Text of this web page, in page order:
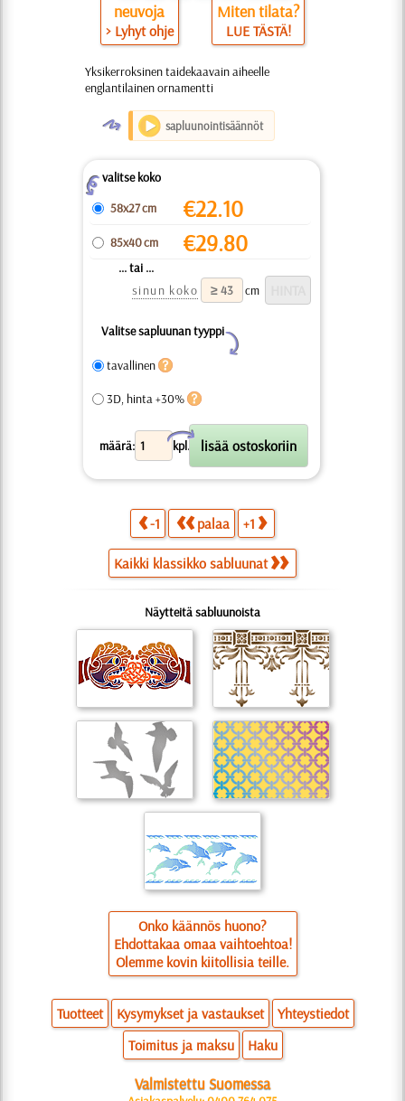
neuvoja
> Lyhyt ohje
Miten tilata?
LUE TÄSTÄ!
Yksikerroksinen taidekaavain aiheelle
englantilainen ornamentti
O sapluunointisäännöt
Zvalitse koko
58x27 cm
€22.10
85x40 cm €29.80
... tai ...
sinun koko
cm
Valitse sapluunan tyyppi
Y
tavallinen
3D, hinta +30%
määrä: kpl.
X
-1 palaa +1
Kaikki klassikko sabluunat
Näytteitä sabluunoista
Onko käännös huono?
Ehdottakaa omaa vaihtoehtoa!
Olemme kovin kiitollisia teille.
Tuotteet Kysymykset ja vastaukset
Yhteystiedot
Toimitus ja maksu
Haku
Valmistettu Suomessa